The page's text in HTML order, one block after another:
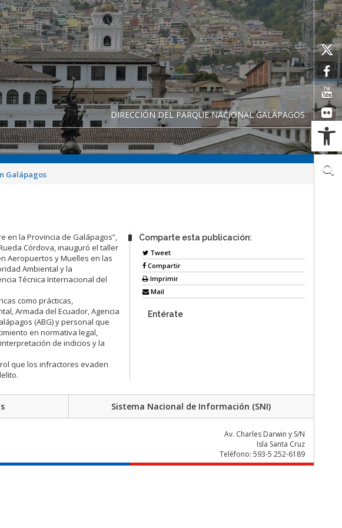
DIRECCIÓN DEL PARQUE NACIONAL GALÁPAGOS
Galápagos
en la Provincia de Galápagos”,
Córdova, inauguró el taller
Aeropuertos y Muelles en las
Ambiental y la
Técnica Internacional del
como prácticas,
Armada del Ecuador, Agencia
(ABG) y personal que
en normativa legal,
de indicios y la
que los infractores evaden
Comparte esta publicación:
Tweet
Compartir
Imprimir
Mail
Entérate
Sistema Nacional de Información (SNI)
Av. Charles Darwin y S/N
Isla Santa Cruz
Teléfono: 593-5 252-6189